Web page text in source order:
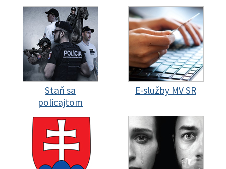
Staň sa
policajtom
E-služby MV SR